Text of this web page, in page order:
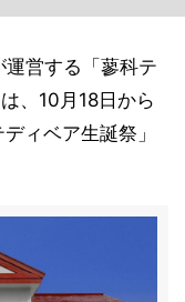
営する「蓼科テ
、10月18日から
ィベア生誕祭」